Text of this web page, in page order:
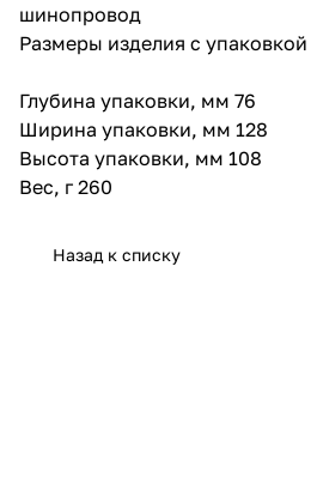
шинопровод
Размеры изделия с упаковкой
Глубина упаковки, мм 76
Ширина упаковки, мм 128
Высота упаковки, мм 108
Вес, г 260
Назад к списку